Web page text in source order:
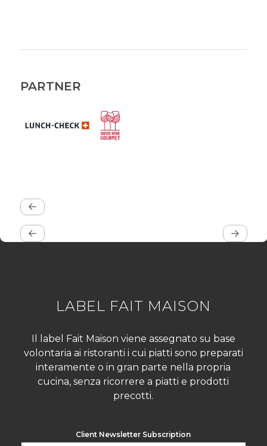
PARTNER
LABEL FAIT MAISON
Il label Fait Maison viene assegnato su base
volontaria ai ristoranti i cui piatti sono preparati
interamente o in gran parte nella propria
cucina, senza ricorrere a piatti e prodotti
precotti.
Client Newsletter Subscription